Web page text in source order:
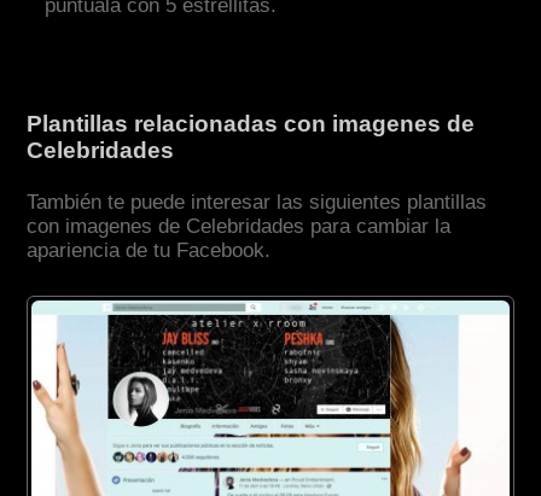
puntúala con 5 estrellitas.
Plantillas relacionadas con imagenes de
Celebridades
También te puede interesar las siguientes plantillas
con imagenes de Celebridades para cambiar la
apariencia de tu Facebook.